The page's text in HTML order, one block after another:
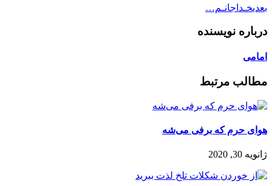
بعدیخـداجانـم…
درباره نویسنده
امامی
مطالب مرتبط
هوای حرم که برفی می‌شه
ژانویه 30, 2020